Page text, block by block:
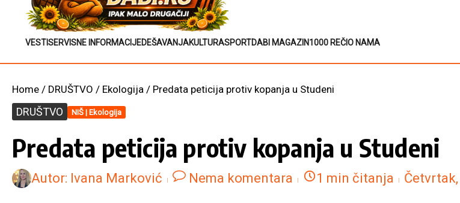
VESTISERVISNE INFORMACIJEDEŠAVANJAKULTURASPORTDABI MAGAZIN1000 REČIO NAMA
Home / DRUŠTVO / Ekologija / Predata peticija protiv kopanja u Studeni
DRUŠTVO NIŠ | Ekologija
Predata peticija protiv kopanja u Studeni
Autor: Ivana Marković Nema komentara 1 min čitanja